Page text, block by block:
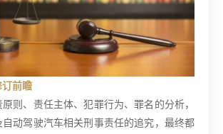
订前瞻
则、责任主体、犯罪行为、罪名的分析，
自动驾驶汽车相关刑事责任的追究，最终都